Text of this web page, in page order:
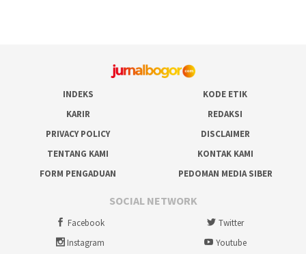
INDEKS
KODE ETIK
KARIR
REDAKSI
PRIVACY POLICY
DISCLAIMER
TENTANG KAMI
KONTAK KAMI
FORM PENGADUAN
PEDOMAN MEDIA SIBER
SOCIAL NETWORK
Facebook
Twitter
Instagram
Youtube